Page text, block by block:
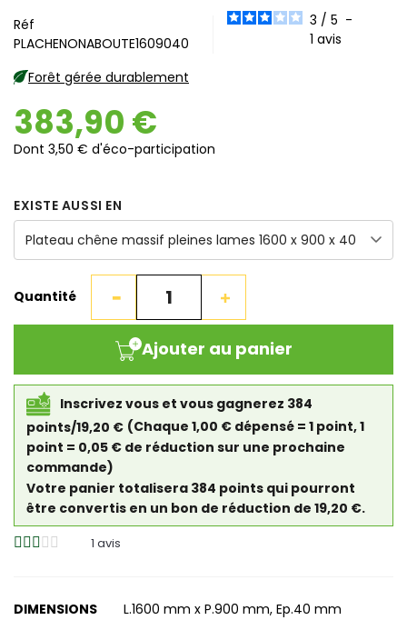
Réf
PLACHENONABOUTE1609040
3 / 5 -
1 avis
Forêt gérée durablement
383,90 €
Dont 3,50 € d'éco-participation
EXISTE AUSSI EN
Quantité
Ajouter au panier
Inscrivez vous et vous gagnerez 384
points/19,20 € (Chaque 1,00 € dépensé = 1 point, 1
point = 0,05 € de réduction sur une prochaine
commande)
Votre panier totalisera 384 points qui pourront
être convertis en un bon de réduction de 19,20 €.
1 avis
DIMENSIONS L.1600 mm x P.900 mm, Ep.40 mm